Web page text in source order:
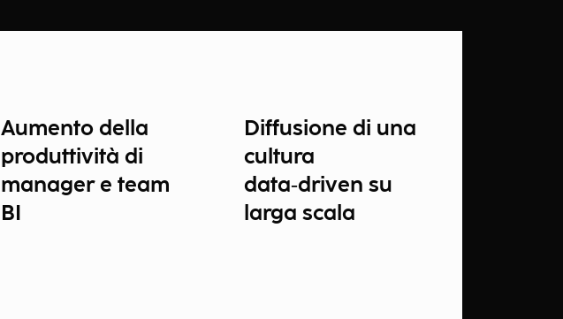
Aumento della
produttività di
manager e team
BI
Diffusione di una
cultura
data‑driven su
larga scala